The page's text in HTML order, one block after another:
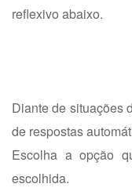
reflexivo abaixo.
Diante de situações
de respostas
Escolha a opção
escolhida.